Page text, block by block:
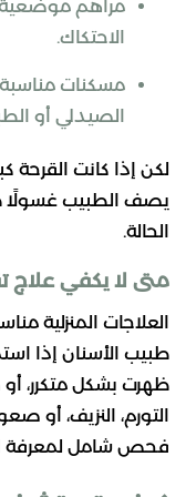
مراهم موضعية
الاحتكاك.
مسكنات مناسبة
الصيدلي أو
لكن إذا كانت القرحة
يصف الطبيب غسولًا
الحالة.
متى لا يكفي علاج
العلاجات المنزلية
طبيب الأسنان إذا
ظهرت بشكل متكرر،
التورم، النزيف، أو
فحص شامل لمعرفة